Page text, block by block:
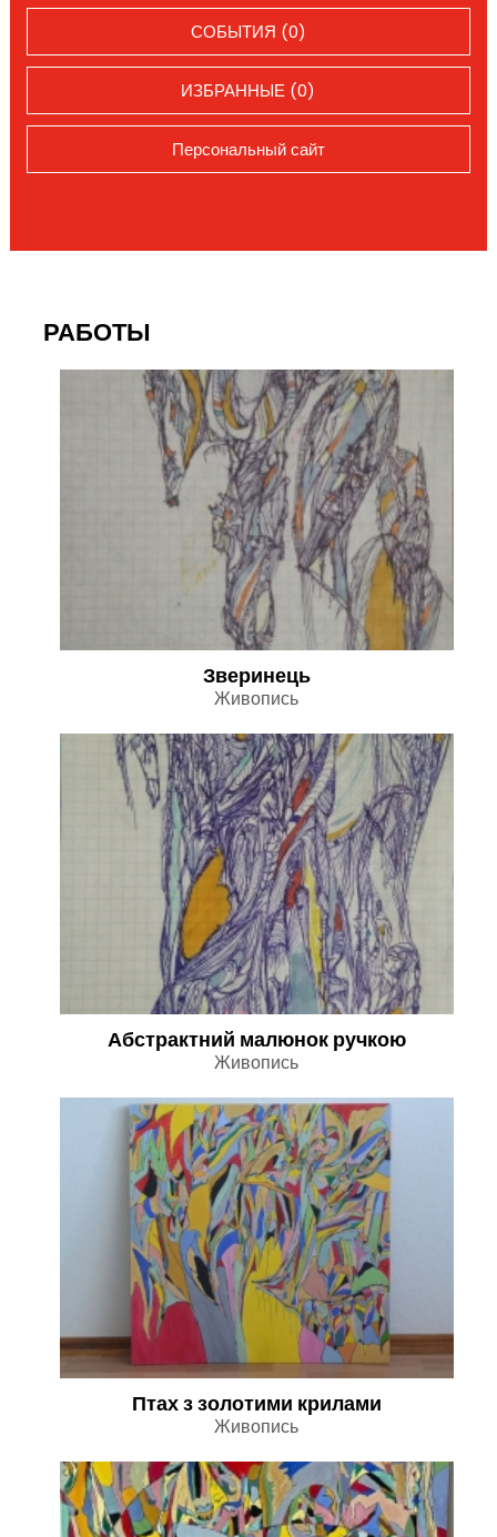
СОБЫТИЯ (0)
ИЗБРАННЫЕ (0)
Персональный сайт
РАБОТЫ
Зверинець
Живопись
Абстрактний малюнок ручкою
Живопись
Птах з золотими крилами
Живопись